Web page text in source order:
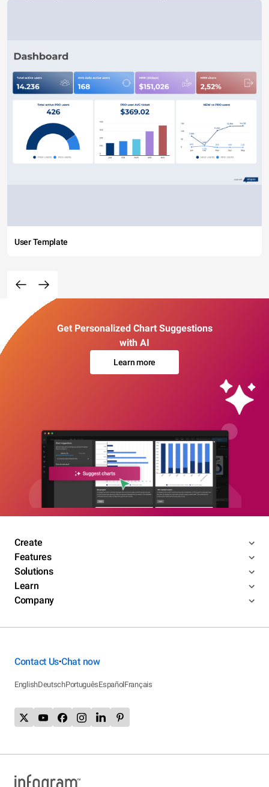
User Template
Get Personalized Chart Suggestions
with AI
Learn more
Create
Features
Solutions
Learn
Company
Contact Us•Chat now
EnglishDeutschPortuguêsEspañolFrançais